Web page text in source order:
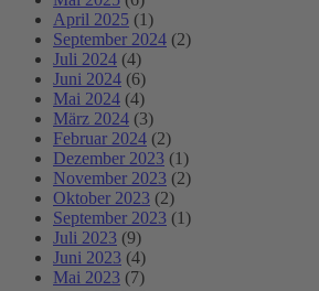
April 2025 (1)
September 2024 (2)
Juli 2024 (4)
Juni 2024 (6)
Mai 2024 (4)
März 2024 (3)
Februar 2024 (2)
Dezember 2023 (1)
November 2023 (2)
Oktober 2023 (2)
September 2023 (1)
Juli 2023 (9)
Juni 2023 (4)
Mai 2023 (7)